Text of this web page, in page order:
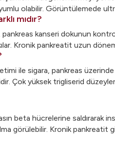
olabilir. Görüntülemede
mıdır?
kanseri dokunun
Kronik pankreatit uzun
ile sigara, pankreas
Çok yüksek trigliserid
beta hücrelerine
görülebilir. Kronik pankreatit